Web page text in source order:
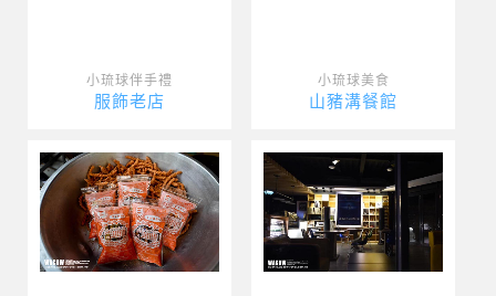
小琉球伴手禮
服飾老店
小琉球美食
山豬溝餐館